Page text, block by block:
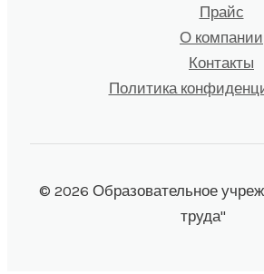
Прайс
О компании
Контакты
Политика
© 2026 Образовательное
труда"